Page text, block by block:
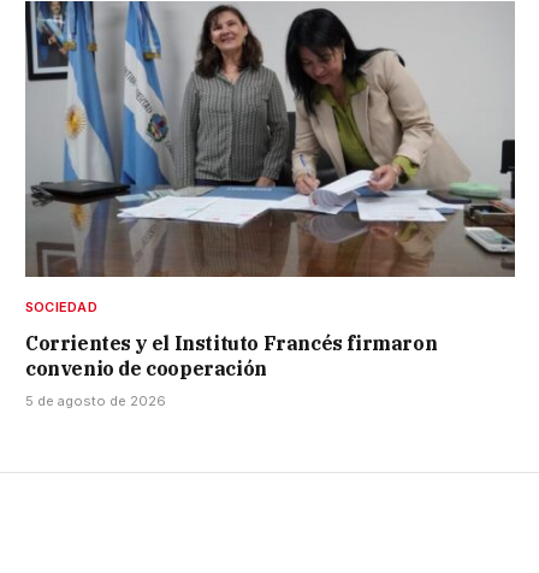
SOCIEDAD
Corrientes y el Instituto Francés firmaron
convenio de cooperación
5 de agosto de 2026